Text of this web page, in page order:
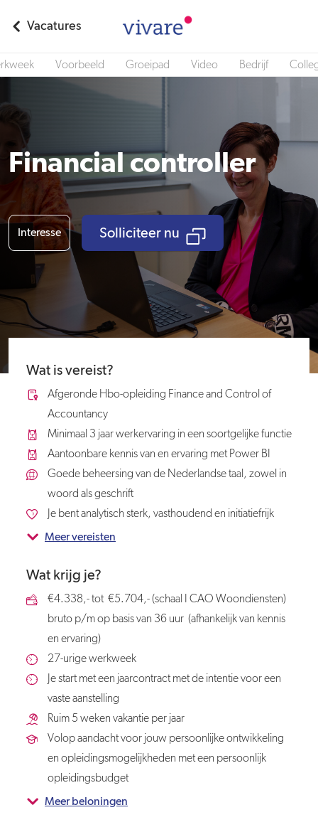
Vacatures
Voorbeeld Groeipad Video Bedrijf
Financial controller
Interesse Solliciteer nu
Wat is vereist?
Afgeronde Hbo-opleiding Finance and Control of
Accountancy
Minimaal 3 jaar werkervaring in een soortgelijke functie
Aantoonbare kennis van en ervaring met Power BI
Goede beheersing van de Nederlandse taal, zowel in
woord als geschrift
Je bent analytisch sterk, vasthoudend en initiatiefrijk
Meer vereisten
Wat krijg je?
€4.338,- tot €5.704,- (schaal I CAO Woondiensten)
bruto p/m op basis van 36 uur (afhankelijk van kennis
en ervaring)
27-urige werkweek
Je start met een jaarcontract met de intentie voor een
vaste aanstelling
Ruim 5 weken vakantie per jaar
Volop aandacht voor jouw persoonlijke ontwikkeling
en opleidingsmogelijkheden met een persoonlijk
opleidingsbudget
Meer beloningen